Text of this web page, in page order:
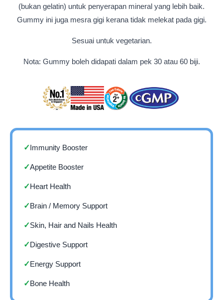
(bukan gelatin) untuk penyerapan mineral yang lebih baik.
Gummy ini juga mesra gigi kerana tidak melekat pada gigi.
Sesuai untuk vegetarian.
Nota: Gummy boleh didapati dalam pek 30 atau 60 biji.
✓Immunity Booster
✓Appetite Booster
✓Heart Health
✓Brain / Memory Support
✓Skin, Hair and Nails Health
✓Digestive Support
✓Energy Support
✓Bone Health